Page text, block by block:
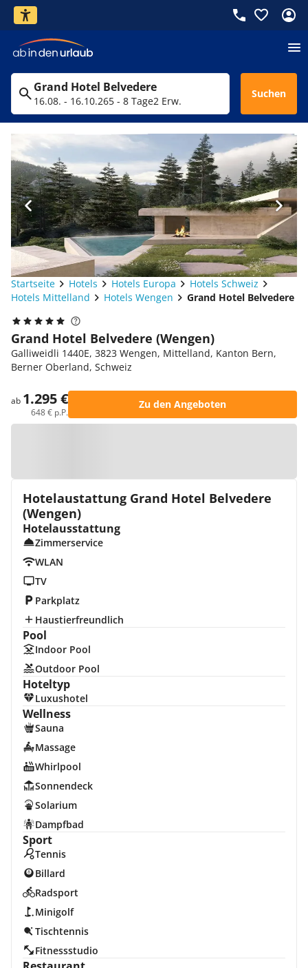
Grand Hotel Belvedere
16.08. - 16.10.265 - 8 Tage2 Erw.
Suchen
Startseite Hotels Hotels Europa
Hotels Schweiz
Hotels Mittelland
Hotels Wengen Grand Hotel Belvedere
Grand Hotel Belvedere (Wengen)
Galliweidli 1440E, 3823 Wengen, Mittelland, Kanton Bern,
Berner Oberland, Schweiz
ab 1.295 €
648 € p.P.
Zu den Angeboten
Hotelaustattung Grand Hotel Belvedere
(Wengen)
Hotelausstattung
Zimmerservice
WLAN
TV
Parkplatz
Haustierfreundlich
Pool
Indoor Pool
Outdoor Pool
Hoteltyp
Luxushotel
Wellness
Sauna
Massage
Whirlpool
Sonnendeck
Solarium
Dampfbad
Sport
Tennis
Billard
Radsport
Minigolf
Tischtennis
Fitnessstudio